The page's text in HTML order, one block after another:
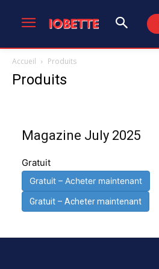
Accueil Produits
Produits
Magazine July 2025
Gratuit
Gratuit – Acheter maintenant